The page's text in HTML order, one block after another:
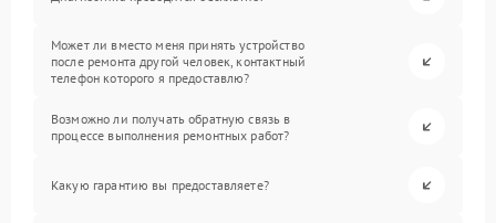
Может ли вместо меня принять устройство
после ремонта другой человек, контактный
телефон которого я предоставлю?
Возможно ли получать обратную связь в
процессе выполнения ремонтных работ?
Какую гарантию вы предоставляете?